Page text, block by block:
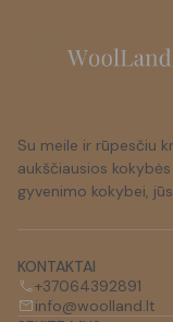
Su meile ir rūpesčiu
aukščiausios
gyvenimo kokybei,
KONTAKTAI
+37064392891
info@woolland.lt